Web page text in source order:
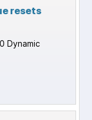
resets
Dynamic